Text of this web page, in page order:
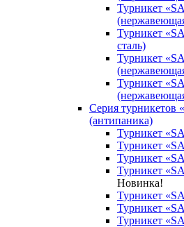
Турникет
Турникет
сталь)
Турникет
Турникет
Серия турникетов
(антипаника)
Турникет
Турникет
Турникет
Турникет
Новинка!
Турникет
Турникет
Турникет